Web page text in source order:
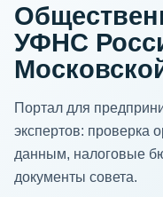
УФНС
Портал для
экспертов: проверка
данным, налоговые
документы совета.